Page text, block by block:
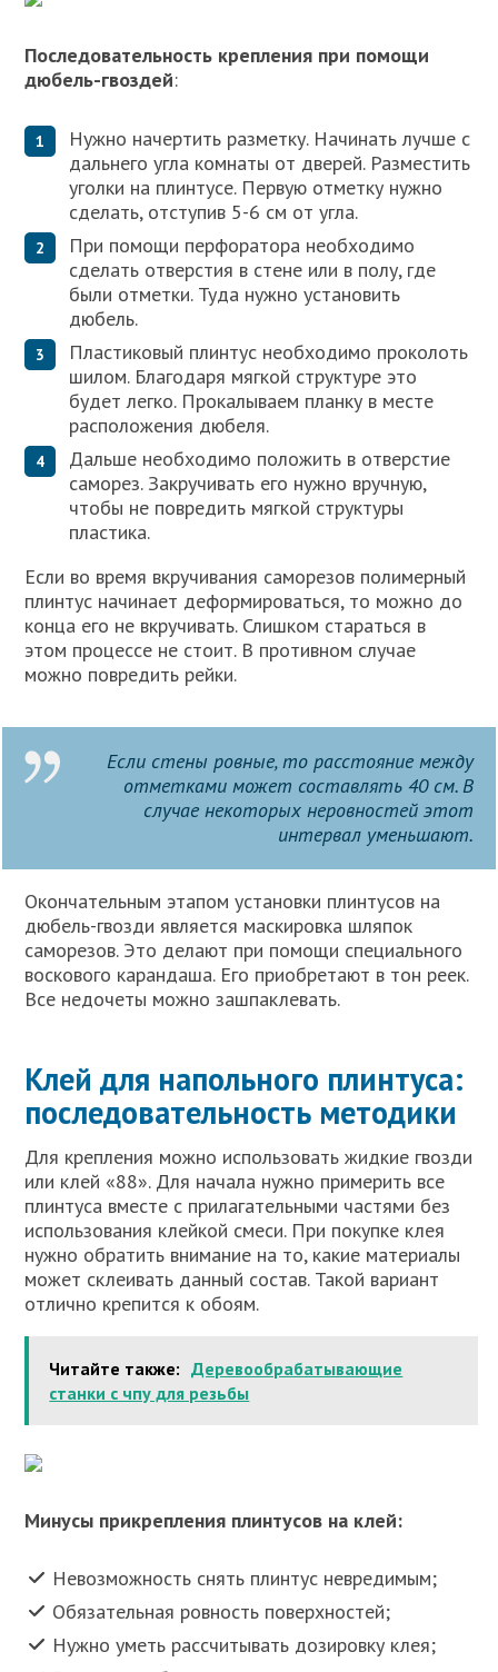
Последовательность крепления при помощи
дюбель-гвоздей:
Нужно начертить разметку. Начинать лучше с
дальнего угла комнаты от дверей. Разместить
уголки на плинтусе. Первую отметку нужно
сделать, отступив 5-6 см от угла.
При помощи перфоратора необходимо
сделать отверстия в стене или в полу, где
были отметки. Туда нужно установить
дюбель.
Пластиковый плинтус необходимо проколоть
шилом. Благодаря мягкой структуре это
будет легко. Прокалываем планку в месте
расположения дюбеля.
Дальше необходимо положить в отверстие
саморез. Закручивать его нужно вручную,
чтобы не повредить мягкой структуры
пластика.
Если во время вкручивания саморезов полимерный
плинтус начинает деформироваться, то можно до
конца его не вкручивать. Слишком стараться в
этом процессе не стоит. В противном случае
можно повредить рейки.
Если стены ровные, то расстояние между
отметками может составлять 40 см. В
случае некоторых неровностей этот
интервал уменьшают.
Окончательным этапом установки плинтусов на
дюбель-гвозди является маскировка шляпок
саморезов. Это делают при помощи специального
воскового карандаша. Его приобретают в тон реек.
Все недочеты можно зашпаклевать.
Клей для напольного плинтуса:
последовательность методики
Для крепления можно использовать жидкие гвозди
или клей «88». Для начала нужно примерить все
плинтуса вместе с прилагательными частями без
использования клейкой смеси. При покупке клея
нужно обратить внимание на то, какие материалы
может склеивать данный состав. Такой вариант
отлично крепится к обоям.
Читайте также: Деревообрабатывающие
станки с чпу для резьбы
Минусы прикрепления плинтусов на клей:
Невозможность снять плинтус невредимым;
Обязательная ровность поверхностей;
Нужно уметь рассчитывать дозировку клея;